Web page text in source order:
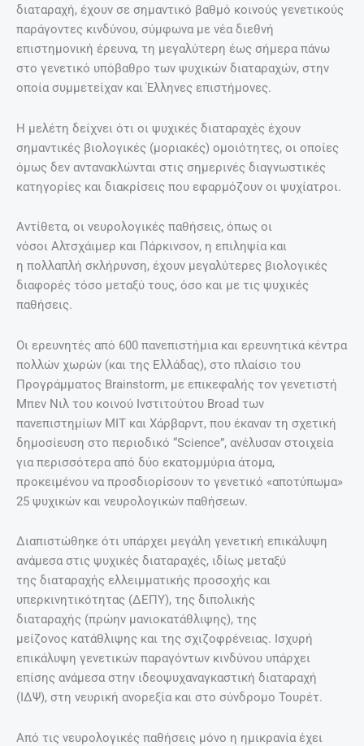
διαταραχή, έχουν σε σημαντικό βαθμό κοινούς γενετικούς
παράγοντες κινδύνου, σύμφωνα με νέα διεθνή
επιστημονική έρευνα, τη μεγαλύτερη έως σήμερα πάνω
στο γενετικό υπόβαθρο των ψυχικών διαταραχών, στην
οποία συμμετείχαν και Έλληνες επιστήμονες.
Η μελέτη δείχνει ότι οι ψυχικές διαταραχές έχουν
σημαντικές βιολογικές (μοριακές) ομοιότητες, οι οποίες
όμως δεν αντανακλώνται στις σημερινές διαγνωστικές
κατηγορίες και διακρίσεις που εφαρμόζουν οι ψυχίατροι.
Αντίθετα, οι νευρολογικές παθήσεις, όπως οι
νόσοι Αλτσχάιμερ και Πάρκινσον, η επιληψία και
η πολλαπλή σκλήρυνση, έχουν μεγαλύτερες βιολογικές
διαφορές τόσο μεταξύ τους, όσο και με τις ψυχικές
παθήσεις.
Οι ερευνητές από 600 πανεπιστήμια και ερευνητικά κέντρα
πολλών χωρών (και της Ελλάδας), στο πλαίσιο του
Προγράμματος Brainstorm, με επικεφαλής τον γενετιστή
Μπεν Νιλ του κοινού Ινστιτούτου Broad των
πανεπιστημίων ΜΙΤ και Χάρβαρντ, που έκαναν τη σχετική
δημοσίευση στο περιοδικό “Science”, ανέλυσαν στοιχεία
για περισσότερα από δύο εκατομμύρια άτομα,
προκειμένου να προσδιορίσουν το γενετικό «αποτύπωμα»
25 ψυχικών και νευρολογικών παθήσεων.
Διαπιστώθηκε ότι υπάρχει μεγάλη γενετική επικάλυψη
ανάμεσα στις ψυχικές διαταραχές, ιδίως μεταξύ
της διαταραχής ελλειμματικής προσοχής και
υπερκινητικότητας (ΔΕΠΥ), της διπολικής
διαταραχής (πρώην μανιοκατάθλιψης), της
μείζονος κατάθλιψης και της σχιζοφρένειας. Ισχυρή
επικάλυψη γενετικών παραγόντων κινδύνου υπάρχει
επίσης ανάμεσα στην ιδεοψυχαναγκαστική διαταραχή
(ΙΔΨ), στη νευρική ανορεξία και στο σύνδρομο Τουρέτ.
Από τις νευρολογικές παθήσεις μόνο η ημικρανία έχει